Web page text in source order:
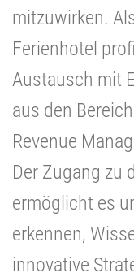
mitzuwirken.
Ferienhotel
Austausch mit
aus den
Revenue
Der Zugang zu
ermöglicht es
erkennen,
innovative